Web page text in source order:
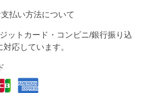
払い方法について
ットカード・コンビニ/銀行振り込
応しています。